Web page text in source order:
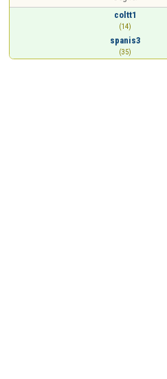
coltt1
(14)
spanis3
(35)